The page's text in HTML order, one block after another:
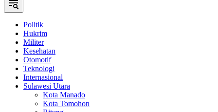
Politik
Hukrim
Militer
Kesehatan
Otomotif
Teknologi
Internasional
Sulawesi Utara
Kota Manado
Kota Tomohon